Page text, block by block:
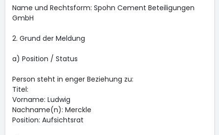
Name und Rechtsform: Spohn Cement Beteiligungen
GmbH
2. Grund der Meldung
a) Position / Status
Person steht in enger Beziehung zu:
Titel:
Vorname: Ludwig
Nachname(n): Merckle
Position: Aufsichtsrat